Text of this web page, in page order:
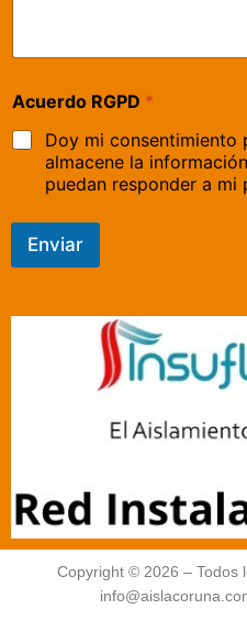
Acuerdo RGPD *
Doy mi consentimiento
almacene la
puedan responder a mi
Enviar
Copyright © 2026 – Todos